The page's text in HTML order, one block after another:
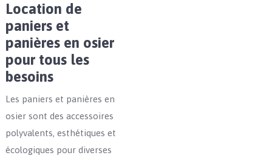
Location de
paniers et
panières en osier
pour tous les
besoins
Les paniers et panières en
osier sont des accessoires
polyvalents, esthétiques et
écologiques pour diverses